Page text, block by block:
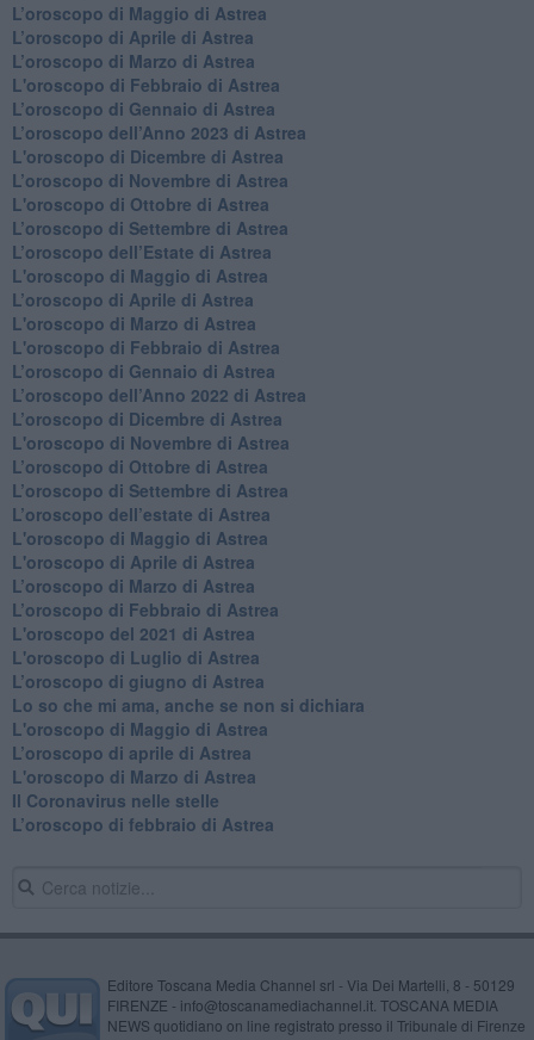
​L’oroscopo di Maggio di Astrea
​L’oroscopo di Aprile di Astrea
L’oroscopo di Marzo di Astrea
L'oroscopo di Febbraio di Astrea
​L’oroscopo di Gennaio di Astrea
​L’oroscopo dell’Anno 2023 di Astrea
L'oroscopo di Dicembre di Astrea
L’oroscopo di Novembre di Astrea
L'oroscopo di Ottobre di Astrea
​L’oroscopo di Settembre di Astrea
​L’oroscopo dell’Estate di Astrea
L'oroscopo di Maggio di Astrea
​L’oroscopo di Aprile di Astrea
L'oroscopo di Marzo di Astrea
L'oroscopo di Febbraio di Astrea
​L’oroscopo di Gennaio di Astrea
​L’oroscopo dell’Anno 2022 di Astrea
​L’oroscopo di Dicembre di Astrea
L'oroscopo di Novembre di Astrea
​L’oroscopo di Ottobre di Astrea
​L’oroscopo di Settembre di Astrea
L’oroscopo dell’estate di Astrea
L'oroscopo di Maggio di Astrea
L'oroscopo di Aprile di Astrea
​L’oroscopo di Marzo di Astrea
​L’oroscopo di Febbraio di Astrea
L'oroscopo del 2021 di Astrea
L'oroscopo di Luglio di Astrea
​L’oroscopo di giugno di Astrea
​Lo so che mi ama, anche se non si dichiara
L'oroscopo di Maggio di Astrea
​L’oroscopo di aprile di Astrea
L'oroscopo di Marzo di Astrea
Il Coronavirus nelle stelle
​L’oroscopo di febbraio di Astrea
Editore Toscana Media Channel srl - Via Dei Martelli, 8 - 50129
FIRENZE - info@toscanamediachannel.it. TOSCANA MEDIA
NEWS quotidiano on line registrato presso il Tribunale di Firenze